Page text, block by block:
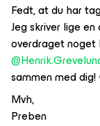
Fedt, at du har
Jeg skriver lige
overdraget
sammen med dig!
Mvh,
Preben